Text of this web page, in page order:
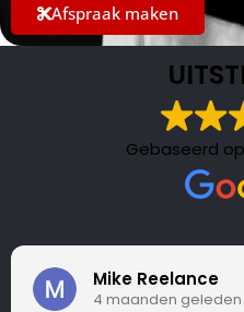
Afspraak maken
Gebaseerd op
Mike Reelance
4 maanden geleden